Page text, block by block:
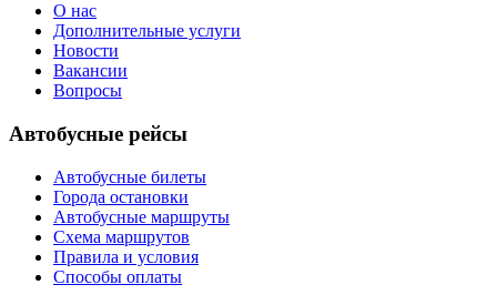
О нас
Дополнительные услуги
Новости
Вакансии
Вопросы
Автобусные рейсы
Автобусные билеты
Города остановки
Автобусные маршруты
Схема маршрутов
Правила и условия
Способы оплаты